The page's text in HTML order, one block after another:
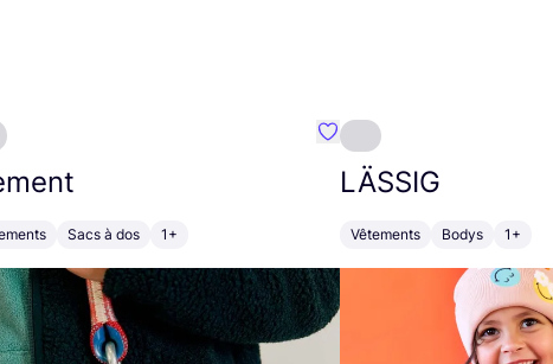
{nom}
Sacs à dos 1+
Préféré {nom}
LÄSSIG
Vêtements Bodys 1+